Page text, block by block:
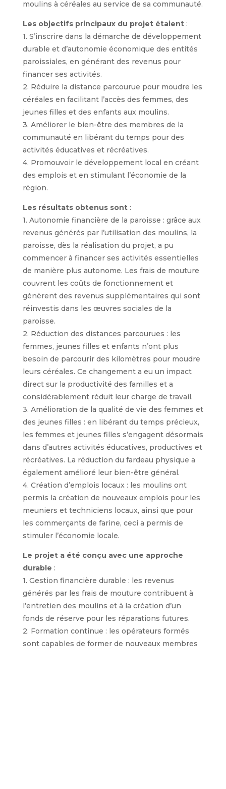
moulins à céréales au service de sa communauté.
Les objectifs principaux du projet étaient:
1. S’inscrire dans la démarche de développement
durable et d’autonomie économique des entités
paroissiales, en générant des revenus pour
financer ses activités.
2. Réduire la distance parcourue pour moudre les
céréales en facilitant l’accès des femmes, des
jeunes filles et des enfants aux moulins.
3. Améliorer le bien-être des membres de la
communauté en libérant du temps pour des
activités éducatives et récréatives.
4. Promouvoir le développement local en créant
des emplois et en stimulant l’économie de la
région.
Les résultats obtenus sont:
1. Autonomie financière de la paroisse : grâce aux
revenus générés par l’utilisation des moulins, la
paroisse, dès la réalisation du projet, a pu
commencer à financer ses activités essentielles
de manière plus autonome. Les frais de mouture
couvrent les coûts de fonctionnement et
génèrent des revenus supplémentaires qui sont
réinvestis dans les œuvres sociales de la
paroisse.
2. Réduction des distances parcourues : les
femmes, jeunes filles et enfants n’ont plus
besoin de parcourir des kilomètres pour moudre
leurs céréales. Ce changement a eu un impact
direct sur la productivité des familles et a
considérablement réduit leur charge de travail.
3. Amélioration de la qualité de vie des femmes et
des jeunes filles : en libérant du temps précieux,
les femmes et jeunes filles s’engagent désormais
dans d’autres activités éducatives, productives et
récréatives. La réduction du fardeau physique a
également amélioré leur bien-être général.
4. Création d’emplois locaux : les moulins ont
permis la création de nouveaux emplois pour les
meuniers et techniciens locaux, ainsi que pour
les commerçants de farine, ceci a permis de
stimuler l’économie locale.
Le projet a été conçu avec une approche
durable :
1. Gestion financière durable : les revenus
générés par les frais de mouture contribuent à
l’entretien des moulins et à la création d’un
fonds de réserve pour les réparations futures.
2. Formation continue : les opérateurs formés
sont capables de former de nouveaux membres